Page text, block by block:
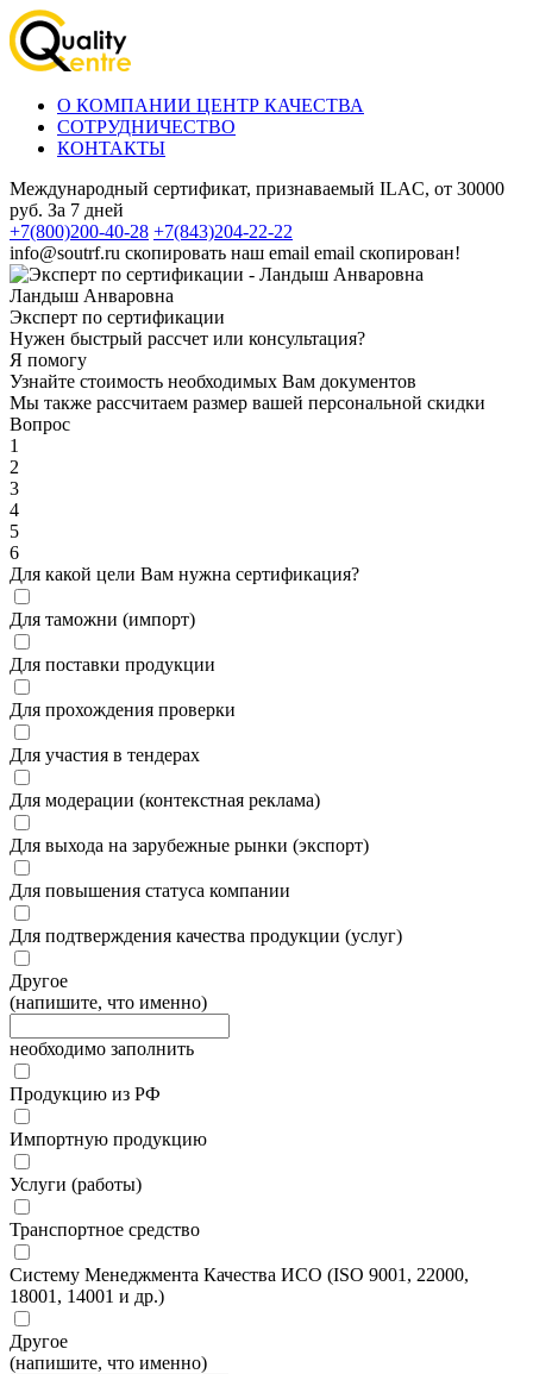
О КОМПАНИИ ЦЕНТР КАЧЕСТВА
СОТРУДНИЧЕСТВО
КОНТАКТЫ
Международный сертификат, признаваемый ILAC, от 30000
руб. За 7 дней
+7(800)200-40-28 +7(843)204-22-22
info@soutrf.ru скопировать наш email email скопирован!
Ландыш Анваровна
Эксперт по сертификации
Нужен быстрый рассчет или консультация?
Я помогу
Узнайте стоимость необходимых Вам документов
Мы также рассчитаем размер вашей персональной скидки
Вопрос
1
2
3
4
5
6
Для какой цели Вам нужна сертификация?
Для таможни (импорт)
Для поставки продукции
Для прохождения проверки
Для участия в тендерах
Для модерации (контекстная реклама)
Для выхода на зарубежные рынки (экспорт)
Для повышения статуса компании
Для подтверждения качества продукции (услуг)
Другое
(напишите, что именно)
необходимо заполнить
Продукцию из РФ
Импортную продукцию
Услуги (работы)
Транспортное средство
Систему Менеджмента Качества ИСО (ISO 9001, 22000,
18001, 14001 и др.)
Другое
(напишите, что именно)